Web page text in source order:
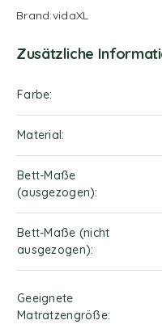
Brand:vidaXL
Zusätzliche
Farbe
Material
Bett-Maße
(ausgezogen)
Bett-Maße (nicht
ausgezogen)
Geeignete
Matratzengröße